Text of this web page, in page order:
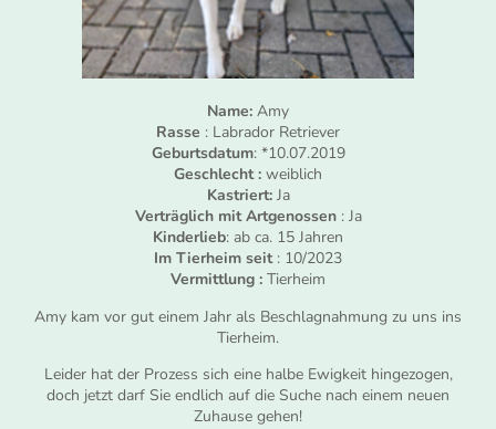
Name: Amy
Rasse : Labrador Retriever
Geburtsdatum: *10.07.2019
Geschlecht : weiblich
Kastriert: Ja
Verträglich mit Artgenossen: Ja
Kinderlieb: ab ca. 15 Jahren
Im Tierheim seit : 10/2023
Vermittlung : Tierheim
Amy kam vor gut einem Jahr als Beschlagnahmung zu uns ins
Tierheim.
Leider hat der Prozess sich eine halbe Ewigkeit hingezogen,
doch jetzt darf Sie endlich auf die Suche nach einem neuen
Zuhause gehen!